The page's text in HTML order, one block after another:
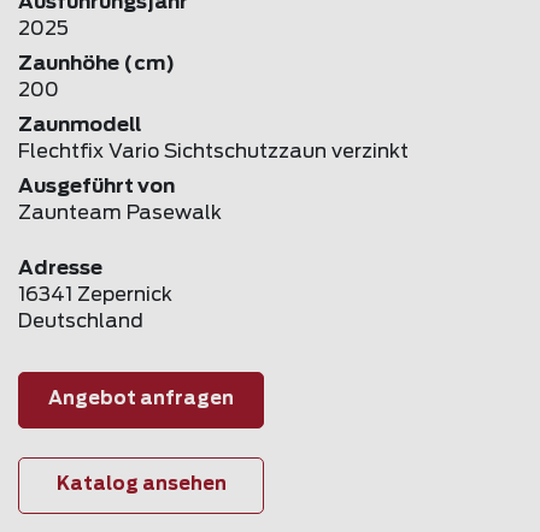
2025
Zaunhöhe (cm)
200
Zaunmodell
Flechtfix Vario Sichtschutzzaun verzinkt
Ausgeführt von
Zaunteam Pasewalk
Adresse
16341 Zepernick
Deutschland
Angebot anfragen
Katalog ansehen